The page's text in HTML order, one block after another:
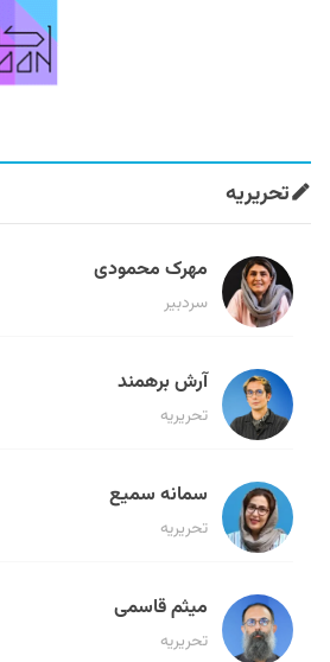
تحریریه
مهرک محمودی
سردبیر
آرش برهمند
تحریریه
سمانه سمیع
تحریریه
میثم قاسمی
تحریریه